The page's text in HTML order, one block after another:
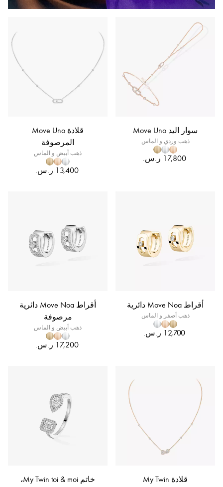
سوار اليد Move Uno
ذهب وردي و الماس
‏17,800 ر.س.‏
قلادة Move Uno
المرصوفة
ذهب أبيض و الماس
‏13,400 ر.س.‏
أقراط Move Noa دائرية
ذهب أصفر و الماس
أقراط Move Noa دائرية
مرصوفة
ذهب أبيض و الماس
‏17,200 ر.س.‏
قلادة My Twin
خاتم My Twin toi & moi،